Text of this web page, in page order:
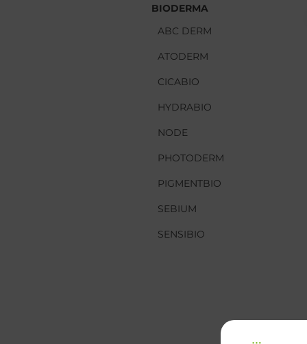
BIODERMA
ABC DERM
ATODERM
CICABIO
HYDRABIO
NODE
PHOTODERM
PIGMENTBIO
SEBIUM
SENSIBIO